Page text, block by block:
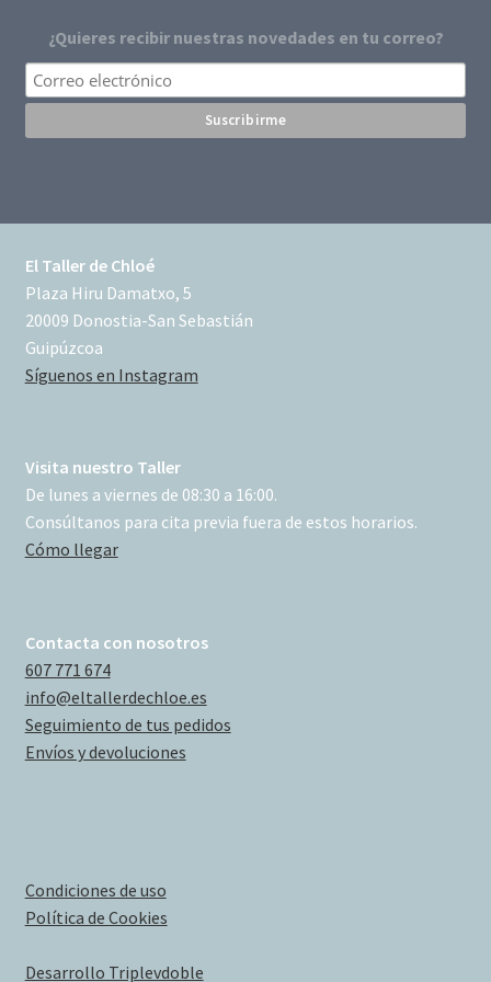
¿Quieres recibir nuestras novedades en tu correo?
El Taller de Chloé
Plaza Hiru Damatxo, 5
20009 Donostia-San Sebastián
Guipúzcoa
Síguenos en Instagram
Visita nuestro Taller
De lunes a viernes de 08:30 a 16:00.
Consúltanos para cita previa fuera de estos horarios.
Cómo llegar
Contacta con nosotros
607 771 674
info@eltallerdechloe.es
Seguimiento de tus pedidos
Envíos y devoluciones
Condiciones de uso
Política de Cookies
Desarrollo Triplevdoble